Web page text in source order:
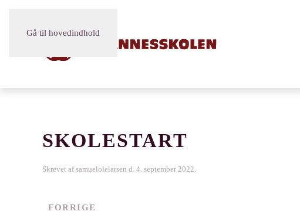
Gå til hovedindhold
SKOLESTART
Skrevet afsamuelolelarsen d. 4. september 2022.
FORRIGE